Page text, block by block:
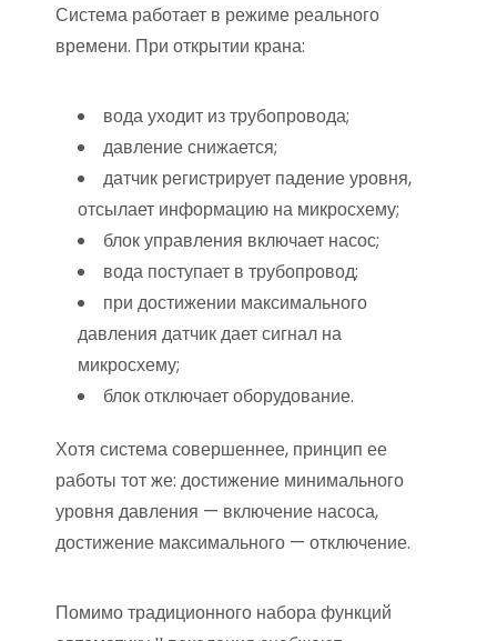
Система работает в режиме реального
времени. При открытии крана:
вода уходит из трубопровода;
давление снижается;
датчик регистрирует падение уровня,
отсылает информацию на микросхему;
блок управления включает насос;
вода поступает в трубопровод;
при достижении максимального
давления датчик дает сигнал на
микросхему;
блок отключает оборудование.
Хотя система совершеннее, принцип ее
работы тот же: достижение минимального
уровня давления — включение насоса,
достижение максимального — отключение.
Помимо традиционного набора функций